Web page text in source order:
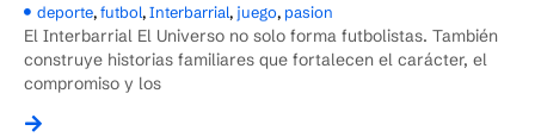
deporte,futbol,Interbarrial, juego, pasion
El Interbarrial El Universo no solo forma futbolistas. También
construye historias familiares que fortalecen el carácter, el
compromiso y los